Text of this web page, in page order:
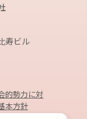
寿ビル
的勢力に対
本方針